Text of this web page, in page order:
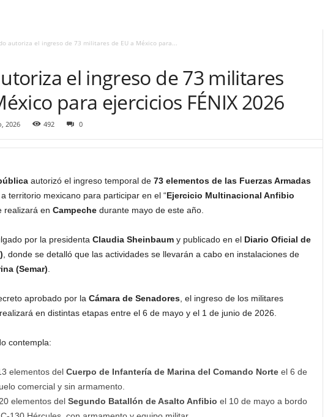
autoriza el ingreso de 73 militares de EU a México para...
el ingreso de 73 militares
para ejercicios FÉNIX 2026
2026 492 0
autorizó el ingreso temporal de 73 elementos de las Fuerzas Armadas
a territorio mexicano para participar en el “Ejercicio Multinacional Anfibio
realizará en Campeche durante mayo de este año.
por la presidenta Claudia Sheinbaumy publicado en el Diario Oficial de
, donde se detalló que las actividades se llevarán a cabo en instalaciones de
(Semar)
aprobado por la Cámara de Senadores, el ingreso de los militares
en distintas etapas entre el 6 de mayo y el 1 de junio de 2026.
contempla:
elementos del Cuerpo de Infantería de Marina del Comando Norte el 6 de
comercial y sin armamento.
elementos del Segundo Batallón de Asalto Anfibio el 10 de mayo a bordo